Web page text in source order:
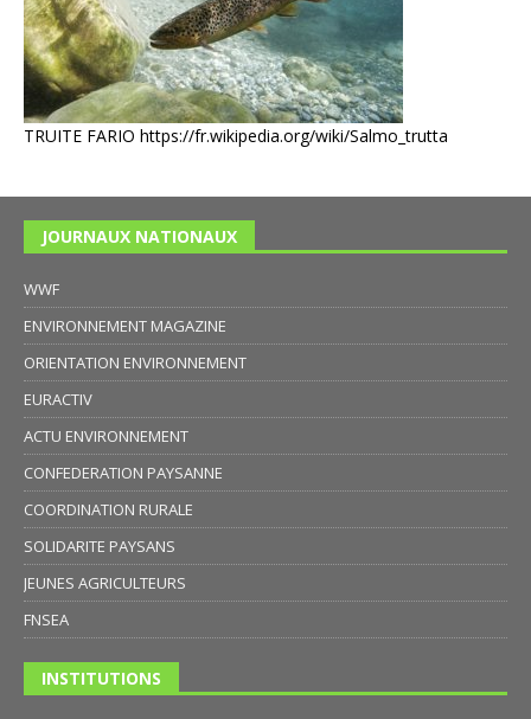
TRUITE FARIO https://fr.wikipedia.org/wiki/Salmo_trutta
JOURNAUX NATIONAUX
WWF
ENVIRONNEMENT MAGAZINE
ORIENTATION ENVIRONNEMENT
EURACTIV
ACTU ENVIRONNEMENT
CONFEDERATION PAYSANNE
COORDINATION RURALE
SOLIDARITE PAYSANS
JEUNES AGRICULTEURS
FNSEA
INSTITUTIONS